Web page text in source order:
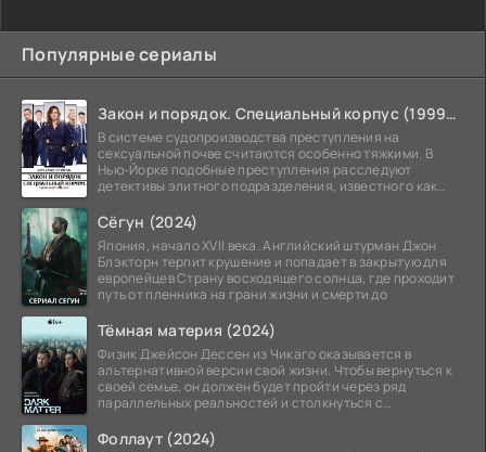
Популярные сериалы
Закон и порядок. Специальный корпус (1999-2026)
В системе судопроизводства преступления на
сексуальной почве считаются особенно тяжкими. В
Нью-Йорке подобные преступления расследуют
детективы элитного подразделения, известного как
Сёгун (2024)
Япония, начало XVII века. Английский штурман Джон
Блэкторн терпит крушение и попадает в закрытую для
европейцев Страну восходящего солнца, где проходит
путь от пленника на грани жизни и смерти до
Тёмная материя (2024)
Физик Джейсон Дессен из Чикаго оказывается в
альтернативной версии свой жизни. Чтобы вернуться к
своей семье, он должен будет пройти через ряд
параллельных реальностей и столкнуться с
Фоллаут (2024)